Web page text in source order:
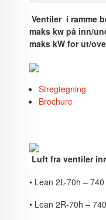
Ventiler i ramme
maks kw på inn/
maks kW for ut/
Stregtegning
Brochure
Luft fra ventiler
• Lean 2L-70h –
• Lean 2R-70h –